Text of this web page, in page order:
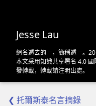
Jesse Lau
網名遁去的一，簡稱遁一。
本文采用知識共享署名 4.0
發轉載，轉載請注明出處。
❮ 托爾斯泰名言摘錄